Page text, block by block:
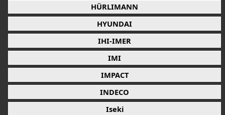
HÜRLIMANN
HYUNDAI
IHI-IMER
IMI
IMPACT
INDECO
Iseki